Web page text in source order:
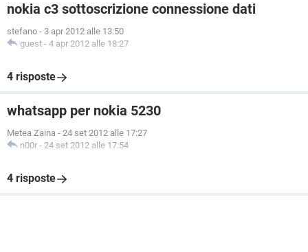
nokia c3 sottoscrizione connessione dati
stefano - 3 apr 2012 alle 13:50
guest - 4 apr 2012 alle 18:27
4 risposte
whatsapp per nokia 5230
Metea Zaina - 24 set 2012 alle 17:27
n00r - 24 set 2012 alle 17:54
4 risposte